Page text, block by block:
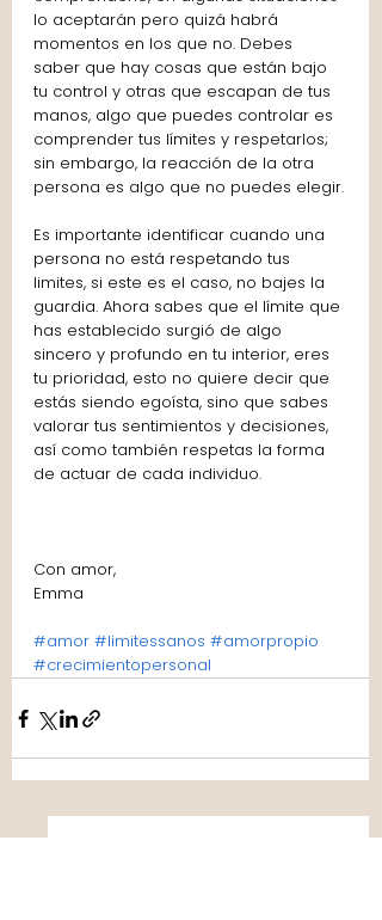
lo aceptarán pero quizá habrá
momentos en los que no. Debes
saber que hay cosas que están bajo
tu control y otras que escapan de tus
manos, algo que puedes controlar es
comprender tus límites y respetarlos;
sin embargo, la reacción de la otra
persona es algo que no puedes elegir.
Es importante identificar cuando una
persona no está respetando tus
limites, si este es el caso, no bajes la
guardia. Ahora sabes que el límite que
has establecido surgió de algo
sincero y profundo en tu interior, eres
tu prioridad, esto no quiere decir que
estás siendo egoísta, sino que sabes
valorar tus sentimientos y decisiones,
así como también respetas la forma
de actuar de cada individuo.
Con amor,
Emma
#amor #limitessanos #amorpropio
#crecimientopersonal